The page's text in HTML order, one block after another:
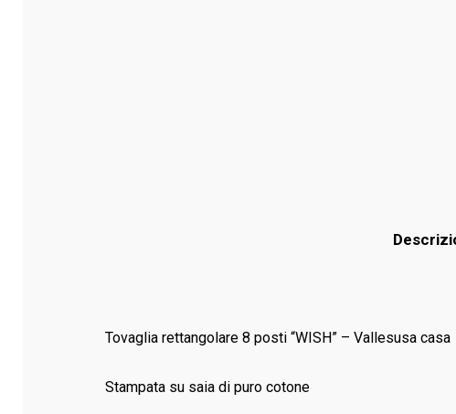
Tovaglia rettangolare 8 posti “WISH” – Vallesusa casa
Stampata su saia di puro cotone